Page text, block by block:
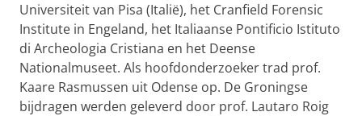
Universiteit van Pisa (Italië), het Cranfield Forensic
Institute in Engeland, het Italiaanse Pontificio Istituto
di Archeologia Cristiana en het Deense
Nationalmuseet. Als hoofdonderzoeker trad prof.
Kaare Rasmussen uit Odense op. De Groningse
bijdragen werden geleverd door prof. Lautaro Roig